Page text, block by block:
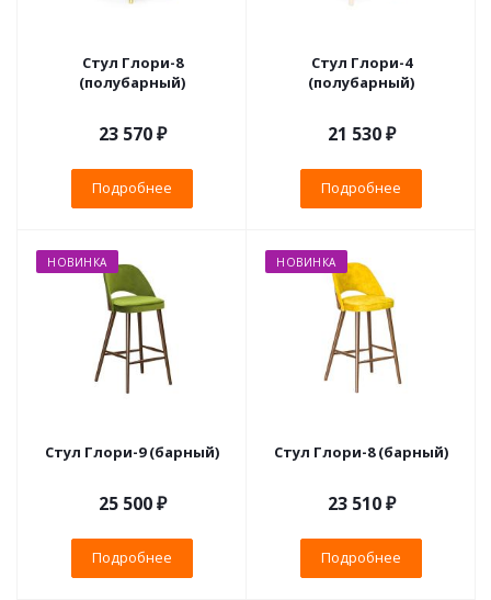
Стул Глори-8
(полубарный)
23 570 ₽
Подробнее
Стул Глори-4
(полубарный)
21 530 ₽
Подробнее
НОВИНКА
Стул Глори-9 (барный)
25 500 ₽
Подробнее
НОВИНКА
Стул Глори-8 (барный)
23 510 ₽
Подробнее